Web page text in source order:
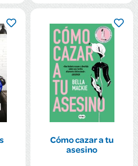
Cómo cazar a tu
asesino